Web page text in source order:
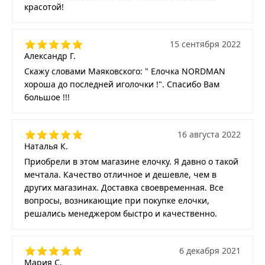
красотой!
Александр Г.
15 сентября 2022
Скажу словами Маяковского: " Елочка NORDMAN
хороша до последней иголочки !". Спасибо Вам
большое !!!
Наталья К.
16 августа 2022
Приобрели в этом магазине елочку. Я давно о такой
мечтала. Качество отличное и дешевле, чем в
других магазинах. Доставка своевременная. Все
вопросы, возникающие при покупке елочки,
решались менеджером быстро и качественно.
Мария С.
6 декабря 2021